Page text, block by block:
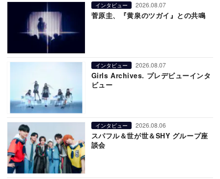
インタビュー 2026.08.07
菅原圭、『黄泉のツガイ』との共鳴
インタビュー 2026.08.07
Girls Archives. プレデビューインタ
ビュー
インタビュー 2026.08.06
スパフル＆世が世＆SHY グループ座
談会